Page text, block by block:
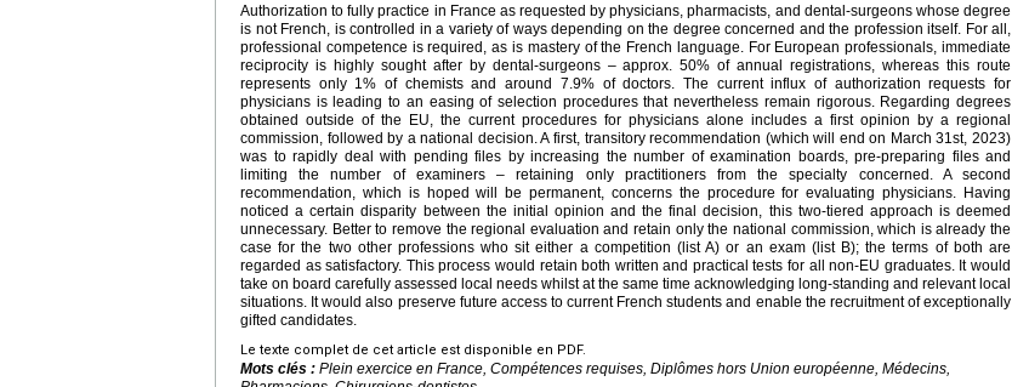
Authorization to fully practice in France as requested by physicians, pharmacists, and dental-surgeons whose degree
is not French, is controlled in a variety of ways depending on the degree concerned and the profession itself. For all,
professional competence is required, as is mastery of the French language. For European professionals, immediate
reciprocity is highly sought after by dental-surgeons – approx. 50% of annual registrations, whereas this route
represents only 1% of chemists and around 7.9% of doctors. The current influx of authorization requests for
physicians is leading to an easing of selection procedures that nevertheless remain rigorous. Regarding degrees
obtained outside of the EU, the current procedures for physicians alone includes a first opinion by a regional
commission, followed by a national decision. A first, transitory recommendation (which will end on March 31st, 2023)
was to rapidly deal with pending files by increasing the number of examination boards, pre-preparing files and
limiting the number of examiners – retaining only practitioners from the specialty concerned. A second
recommendation, which is hoped will be permanent, concerns the procedure for evaluating physicians. Having
noticed a certain disparity between the initial opinion and the final decision, this two-tiered approach is deemed
unnecessary. Better to remove the regional evaluation and retain only the national commission, which is already the
case for the two other professions who sit either a competition (list A) or an exam (list B); the terms of both are
regarded as satisfactory. This process would retain both written and practical tests for all non-EU graduates. It would
take on board carefully assessed local needs whilst at the same time acknowledging long-standing and relevant local
situations. It would also preserve future access to current French students and enable the recruitment of exceptionally
gifted candidates.
Le texte complet de cet article est disponible en PDF.
Mots clés : Plein exercice en France, Compétences requises, Diplômes hors Union européenne, Médecins,